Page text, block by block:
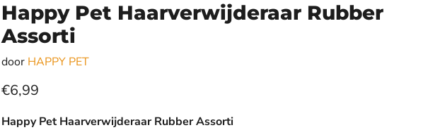
Happy Pet Haarverwijderaar Rubber
Assorti
door HAPPY PET
Huidige prijs
€6,99
Happy Pet Haarverwijderaar Rubber Assorti